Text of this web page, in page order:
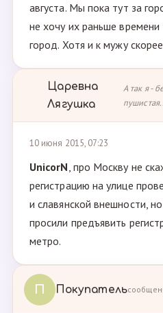
августа. Мы пока тут за
не хочу их раньше
город. Хотя и к мужу
Царевна
Лягушка
А так я -
пушистая...
10 июня 2015, 07:23
UnicorN, про Москву не
регистрацию на улице
и славянской внешности,
просили предъявить
метро.
П Покупатель